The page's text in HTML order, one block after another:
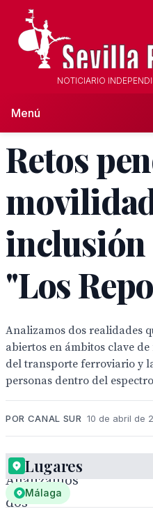
NOTICIARIO
Menú
Retos
inclusión
"Los
Analizamos dos realidades
abiertos en ámbitos clave
del transporte ferroviario y
personas dentro del
POR CANAL SUR 10 de abril de
Analizamos
dos
Lugares
Málaga